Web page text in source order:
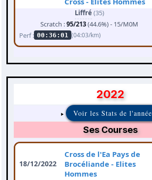
Liffré (35)
Scratch :95/213(44.6%) - 15/M0M
Perf : 00:36:01 (04:03/km)
2022
Voir les Stats de l'année
Ses Courses
18/12/2022
Cross de l'Ea Pays de
Brocéliande - Elites
Hommes